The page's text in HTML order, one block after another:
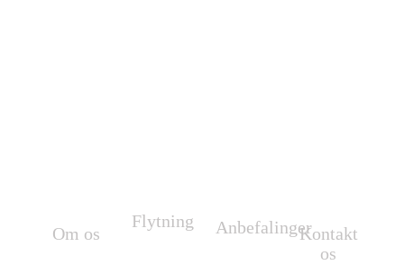
Om os
Flytning AnbefalingerKontakt
os